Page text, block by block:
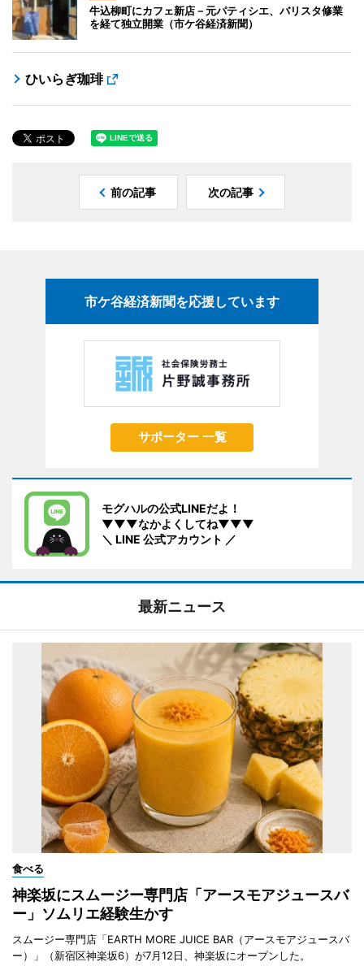
牛込柳町にカフェ新店－元パティシエ、バリスタ修業
を経て独立開業（市ケ谷経済新聞）
ひいらぎ珈琲
前の記事 次の記事
市ケ谷経済新聞を応援しています
サポーター 一覧
モグハルの公式LINEだよ！
▼▼▼なかよくしてね▼▼▼
＼ LINE 公式アカウント ／
最新ニュース
食べる
神楽坂にスムージー専門店「アースモアジュースバ
ー」ソムリエ経験生かす
スムージー専門店「EARTH MORE JUICE BAR（アースモアジュースバ
ー）」（新宿区神楽坂6）が7月12日、神楽坂にオープンした。